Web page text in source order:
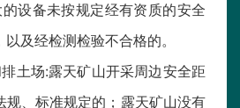
设备未按规定经有资质的安全
及经检测检验不合格的。
土场:露天矿山开采周边安全距
规、标准规定的；露天矿山没有